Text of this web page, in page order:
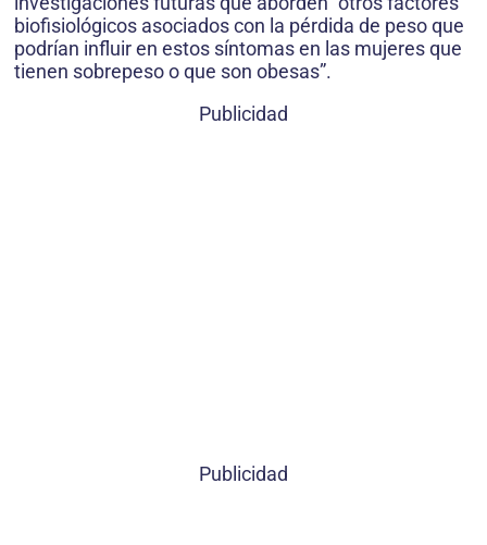
biofisiológicos asociados con la pérdida de peso que
podrían influir en estos síntomas en las mujeres que
tienen sobrepeso o que son obesas”.
Publicidad
Publicidad